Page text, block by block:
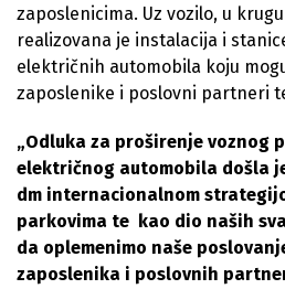
zaposlenicima. Uz vozilo, u
realizovana je instalacija i
električnih automobila koju
zaposlenike i poslovni partneri
„Odluka za proširenje voznog
električnog automobila došla
dm internacionalnom
parkovima te kao dio naših
da oplemenimo naše
zaposlenika i poslovnih